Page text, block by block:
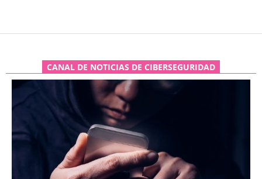
CANAL DE NOTICIAS DE CIBERSEGURIDAD